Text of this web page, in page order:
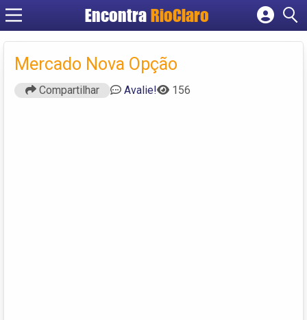
Encontra RioClaro
Cadastrar empresa
Fazer login
Criar conta
Mercado Nova Opção
Compartilhar Avalie! 156